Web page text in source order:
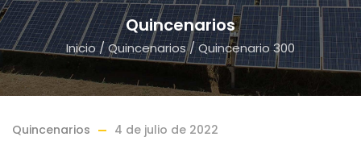
Quincenarios
Inicio/Quincenarios/Quincenario 300
Quincenarios 4 de julio de 2022